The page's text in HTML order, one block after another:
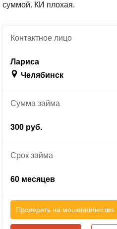
суммой. КИ плохая.
Контактноелицо
Лариса
Челябинск
Суммазайма
300 руб.
Срокзайма
60 месяцев
Проверить на мошенничество